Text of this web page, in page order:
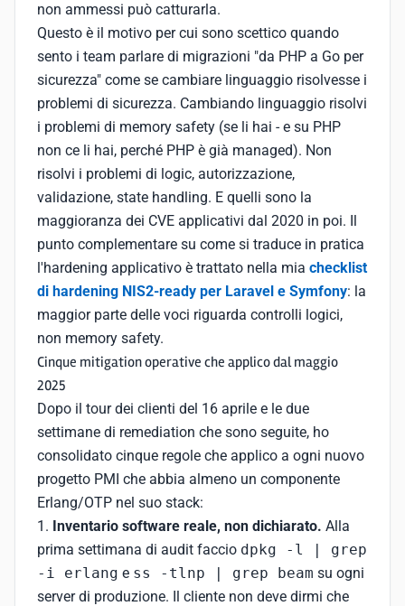
non ammessi può catturarla.
Questo è il motivo per cui sono scettico quando
sento i team parlare di migrazioni "da PHP a Go per
sicurezza" come se cambiare linguaggio risolvesse i
problemi di sicurezza. Cambiando linguaggio risolvi
i problemi di memory safety (se li hai - e su PHP
non ce li hai, perché PHP è già managed). Non
risolvi i problemi di logic, autorizzazione,
validazione, state handling. E quelli sono la
maggioranza dei CVE applicativi dal 2020 in poi. Il
punto complementare su come si traduce in pratica
l'hardening applicativo è trattato nella mia checklist
di hardening NIS2-ready per Laravel e Symfony: la
maggior parte delle voci riguarda controlli logici,
non memory safety.
Cinque mitigation operative che applico dal maggio
2025
Dopo il tour dei clienti del 16 aprile e le due
settimane di remediation che sono seguite, ho
consolidato cinque regole che applico a ogni nuovo
progetto PMI che abbia almeno un componente
Erlang/OTP nel suo stack:
1. Inventario software reale, non dichiarato. Alla
prima settimana di audit faccio dpkg -l | grep
-i erlang e ss -tlnp | grep beam su ogni
server di produzione. Il cliente non deve dirmi che